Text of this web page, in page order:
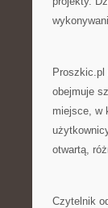
obejmuje
miejsce, w
otwartą,
Czytelnik